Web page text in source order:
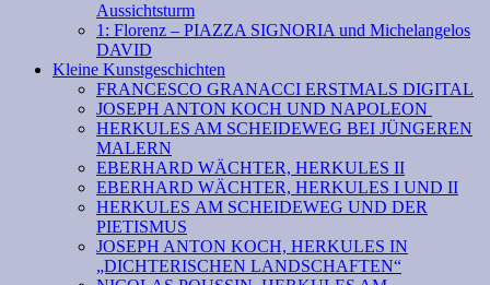
Aussichtsturm
1: Florenz – PIAZZA SIGNORIA und Michelangelos
DAVID
Kleine Kunstgeschichten
FRANCESCO GRANACCI ERSTMALS DIGITAL
JOSEPH ANTON KOCH UND NAPOLEON
HERKULES AM SCHEIDEWEG BEI JÜNGEREN
MALERN
EBERHARD WÄCHTER, HERKULES II
EBERHARD WÄCHTER, HERKULES I UND II
HERKULES AM SCHEIDEWEG UND DER
PIETISMUS
JOSEPH ANTON KOCH, HERKULES IN
„DICHTERISCHEN LANDSCHAFTEN“